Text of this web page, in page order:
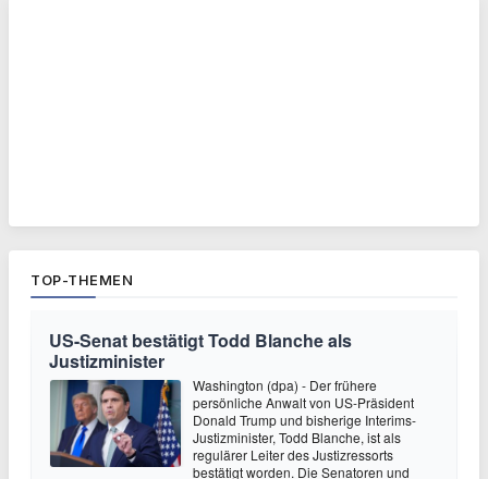
TOP-THEMEN
US-Senat bestätigt Todd Blanche als
Justizminister
Washington (dpa) - Der frühere
persönliche Anwalt von US-Präsident
Donald Trump und bisherige Interims-
Justizminister, Todd Blanche, ist als
regulärer Leiter des Justizressorts
bestätigt worden. Die Senatoren und